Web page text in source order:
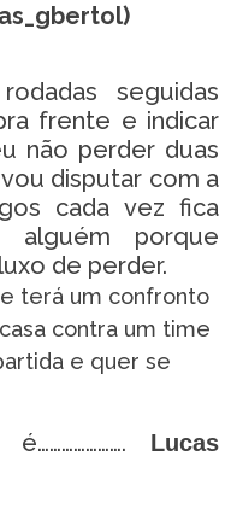
seguidas
frente e indicar
não perder duas
disputar com a
cada vez fica
alguém porque
de perder.
terá um confronto
contra um time
e quer se
Lucas